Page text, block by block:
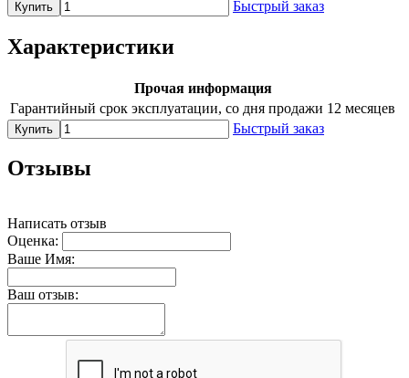
Купить Быстрый заказ
Характеристики
Прочая информация
Гарантийный срок эксплуатации, со дня продажи 12 месяцев
Купить Быстрый заказ
Отзывы
Написать отзыв
Оценка:
Ваше Имя:
Ваш отзыв: